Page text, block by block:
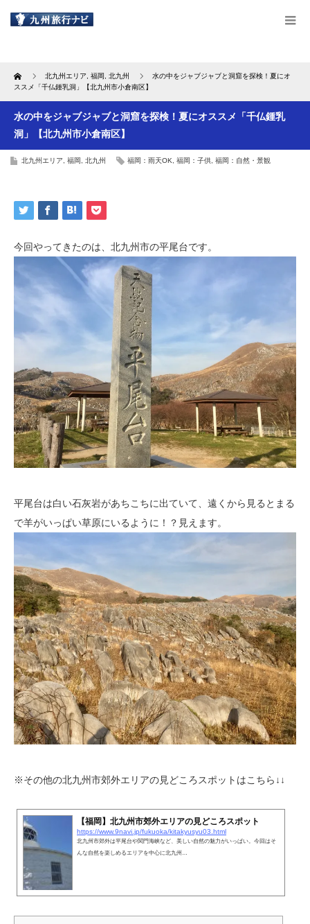
Home 北九州エリア 福岡 北九州
水の中をジャブジャブと洞窟を探検！夏にオ
ススメ「千仏鍾乳洞」【北九州市小倉南区】
水の中をジャブジャブと洞窟を探検！夏にオススメ「千仏鍾乳
洞」【北九州市小倉南区】
北九州エリア 福岡 北九州 福岡：雨天OK 福岡：子供 福岡：自然・景観
今回やってきたのは、北九州市の平尾台です。
平尾台は白い石灰岩があちこちに出ていて、遠くから見るとまる
で羊がいっぱい草原にいるように！？見えます。
※その他の北九州市郊外エリアの見どころスポットはこちら↓↓
【福岡】北九州市郊外エリアの見どころスポット
https://www.9navi.jp/fukuoka/kitakyusyu03.html
北九州市郊外は平尾台や関門海峡など、美しい自然の魅力がいっぱい。今回はそ
んな自然を楽しめるエリアを中心に北九州…